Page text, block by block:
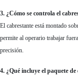
3. ¿Cómo se controla el
El cabrestante está montado
permite al operario trabajar
precisión.
4. ¿Qué incluye el paquete de